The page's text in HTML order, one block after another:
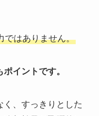
ではありません。
イントです。
、すっきりとした